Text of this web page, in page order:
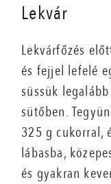
Lekvár
Lekvárfőzés
és fejjel lefelé
süssük
sütőben.
325 g cukorral,
lábasba,
és gyakran